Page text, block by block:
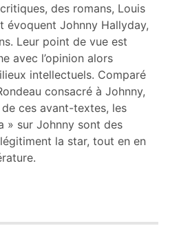
des romans, Louis
évoquent Johnny Hallyday,
Leur point de vue est
avec l’opinion alors
intellectuels. Comparé
consacré à Johnny,
ces avant-textes, les
» sur Johnny sont des
la star, tout en en